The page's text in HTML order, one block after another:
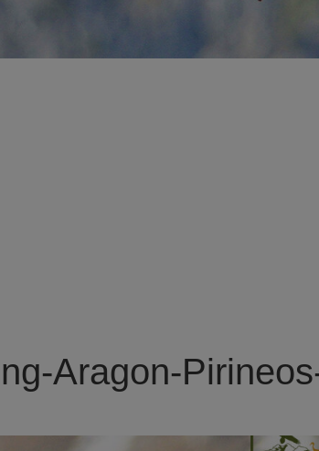
Aragon-